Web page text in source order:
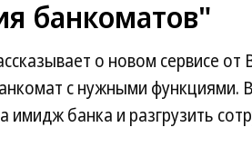
банкоматов"
о новом сервисе от
с нужными функциями.
имидж банка и разгрузить